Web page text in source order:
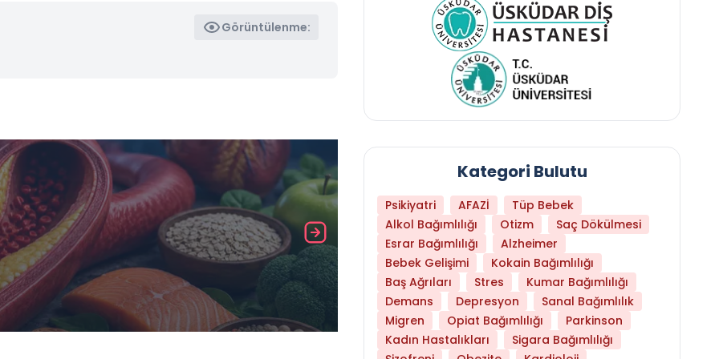
Görüntülenme:
Daha Az Protein Tüketmek Yaşlanmayı
Kategori Bulutu
Psikiyatri AFAZİ
Tüp Bebek
Alkol Bağımlılığı
Otizm
Saç Dökülmesi
Esrar Bağımlılığı
Alzheimer
Bebek Gelişimi
Kokain Bağımlılığı
Baş Ağrıları
Stres
Kumar Bağımlılığı
Demans
Depresyon
Sanal Bağımlılık
Migren
Opiat Bağımlılığı
Parkinson
Kadın Hastalıkları
Sigara Bağımlılığı